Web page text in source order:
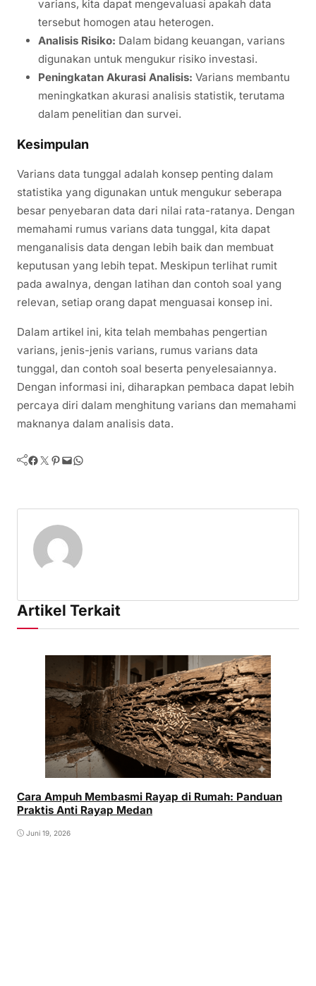
varians, kita dapat mengevaluasi apakah data
tersebut homogen atau heterogen.
Analisis Risiko: Dalam bidang keuangan, varians
digunakan untuk mengukur risiko investasi.
Peningkatan Akurasi Analisis: Varians membantu
meningkatkan akurasi analisis statistik, terutama
dalam penelitian dan survei.
Kesimpulan
Varians data tunggal adalah konsep penting dalam
statistika yang digunakan untuk mengukur seberapa
besar penyebaran data dari nilai rata-ratanya. Dengan
memahami rumus varians data tunggal, kita dapat
menganalisis data dengan lebih baik dan membuat
keputusan yang lebih tepat. Meskipun terlihat rumit
pada awalnya, dengan latihan dan contoh soal yang
relevan, setiap orang dapat menguasai konsep ini.
Dalam artikel ini, kita telah membahas pengertian
varians, jenis-jenis varians, rumus varians data
tunggal, dan contoh soal beserta penyelesaiannya.
Dengan informasi ini, diharapkan pembaca dapat lebih
percaya diri dalam menghitung varians dan memahami
maknanya dalam analisis data.
Facebook Twitter Pinterest Mail WhatsApp
Artikel Terkait
Cara Ampuh Membasmi Rayap di Rumah: Panduan
Praktis Anti Rayap Medan
Juni 19, 2026